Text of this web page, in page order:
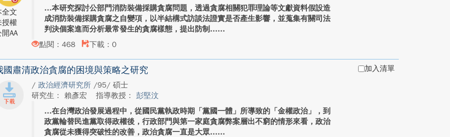
全文
授權
AA
本研究探討公部門消防裝備採購貪腐問題，透過貪腐相關犯罪理論等文獻資料假設造
成消防裝備採購貪腐之自變項，以半結構式訪談法證實是否產生影響，並蒐集有關司法
判決個案進而分析最常發生的貪腐樣態，提出防制...
點閱：468
下載：0
國肅清政治貪腐的困境與策略之研究
/政治經濟研究所 /95/ 碩士
研究生： 賴彥宏
指導教授：彭堅汶
在台灣政治發展過程中，從國民黨執政時期「黨國一體」所導致的「金權政治」，到
政黨輪替民進黨取得政權後，行政部門與第一家庭貪腐弊案層出不窮的情形來看，政治
貪腐從未獲得突破性的改善，政治貪腐一直是大眾...
加入清單